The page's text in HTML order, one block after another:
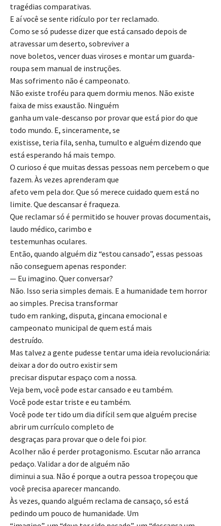
tragédias comparativas.
E aí você se sente ridículo por ter reclamado.
Como se só pudesse dizer que está cansado depois de
atravessar um deserto, sobreviver a
nove boletos, vencer duas viroses e montar um guarda-
roupa sem manual de instruções.
Mas sofrimento não é campeonato.
Não existe troféu para quem dormiu menos. Não existe
faixa de miss exaustão. Ninguém
ganha um vale-descanso por provar que está pior do que
todo mundo. E, sinceramente, se
existisse, teria fila, senha, tumulto e alguém dizendo que
está esperando há mais tempo.
O curioso é que muitas dessas pessoas nem percebem o que
fazem. Às vezes aprenderam que
afeto vem pela dor. Que só merece cuidado quem está no
limite. Que descansar é fraqueza.
Que reclamar só é permitido se houver provas documentais,
laudo médico, carimbo e
testemunhas oculares.
Então, quando alguém diz “estou cansado”, essas pessoas
não conseguem apenas responder:
— Eu imagino. Quer conversar?
Não. Isso seria simples demais. E a humanidade tem horror
ao simples. Precisa transformar
tudo em ranking, disputa, gincana emocional e
campeonato municipal de quem está mais
destruído.
Mas talvez a gente pudesse tentar uma ideia revolucionária:
deixar a dor do outro existir sem
precisar disputar espaço com a nossa.
Veja bem, você pode estar cansado e eu também.
Você pode estar triste e eu também.
Você pode ter tido um dia difícil sem que alguém precise
abrir um currículo completo de
desgraças para provar que o dele foi pior.
Acolher não é perder protagonismo. Escutar não arranca
pedaço. Validar a dor de alguém não
diminui a sua. Não é porque a outra pessoa tropeçou que
você precisa aparecer mancando.
Às vezes, quando alguém reclama de cansaço, só está
pedindo um pouco de humanidade. Um